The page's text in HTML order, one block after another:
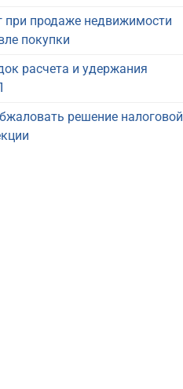
при продаже недвижимости
покупки
расчета и удержания
решение налоговой